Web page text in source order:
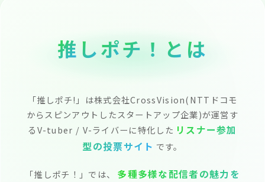
推 しポチ ！ と は
「推しポチ!」は株式会社CrossVision(NTTドコモ
からスピンアウトしたスタートアップ企業)が運営す
るV-tuber / V-ライバーに特化した リスナー参加
型の投票サイト です。
「推しポチ！」では、
多種多様な配信者の魅力を